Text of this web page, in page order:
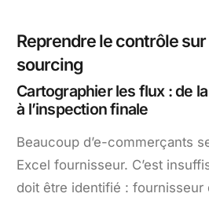
Reprendre le contrôle
sourcing
Cartographier les flux : de
à l’inspection finale
Beaucoup d’e-commerçants
Excel fournisseur. C’est
doit être identifié : fournisseur